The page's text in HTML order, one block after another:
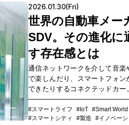
2026.01.30(Fri)
世界の自動車メー
SDV。その進化に
す存在感とは
通信ネットワークを介して音
で楽しんだり、スマートフォ
できたりするコネクテッドカー
の中核となるIoTコネクティ
す。グローバルに展開する
寄与しているのか。そして、
#スマートライフ #IoT #Smart World
#スマートシティ
#製造 #イノベーシ